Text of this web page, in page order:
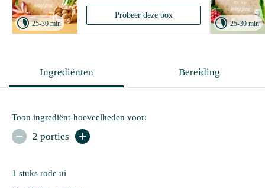
25-30 min
Probeer deze box
25-30 min
Ingrediënten Bereiding
Toon ingrediënt-hoeveelheden voor:
 2 porties 
1 stuks rode ui